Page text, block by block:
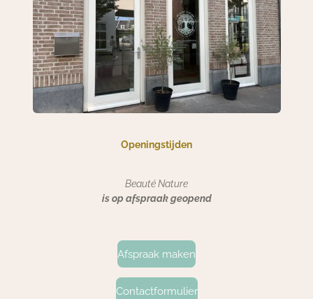
Openingstijden
Beauté Nature
is op afspraak geopend
Afspraak maken
Contactformulier